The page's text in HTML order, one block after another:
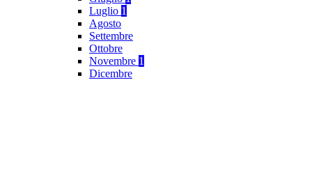
Luglio 1
Agosto
Settembre
Ottobre
Novembre 1
Dicembre